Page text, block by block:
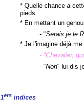
* Quelle chance a
pieds.
* En mettant un
- "Serais je le
* Je l'imagine déjà me
- "Chevalier,
- "Non" lui dis
1ers indices